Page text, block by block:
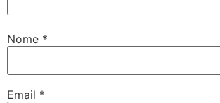
Nome *
Email *